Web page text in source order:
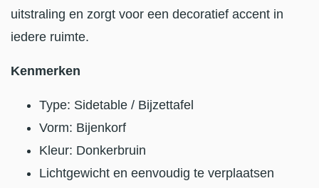
uitstraling en zorgt voor een decoratief accent in
iedere ruimte.
Kenmerken
Type: Sidetable / Bijzettafel
Vorm: Bijenkorf
Kleur: Donkerbruin
Lichtgewicht en eenvoudig te verplaatsen